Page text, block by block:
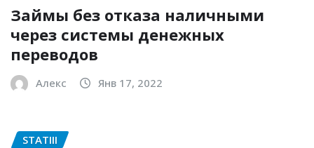
Займы без отказа наличными
через системы денежных
переводов
Алекс Янв 17, 2022
STATIII